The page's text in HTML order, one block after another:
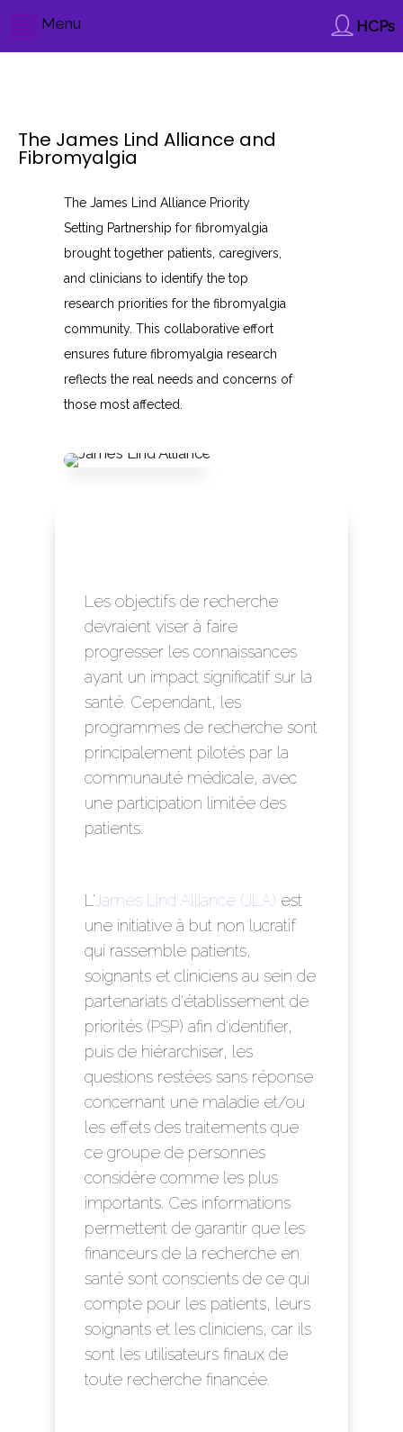
The James Lind Alliance and
Fibromyalgia
The James Lind Alliance Priority
Setting Partnership for fibromyalgia
brought together patients, caregivers,
and clinicians to identify the top
research priorities for the fibromyalgia
community. This collaborative effort
ensures future fibromyalgia research
reflects the real needs and concerns of
those most affected.
Les objectifs de recherche
devraient viser à faire
progresser les connaissances
ayant un impact significatif sur la
santé. Cependant, les
programmes de recherche sont
principalement pilotés par la
communauté médicale, avec
une participation limitée des
patients.
L' James Lind Alliance (JLA) est
une initiative à but non lucratif
qui rassemble patients,
soignants et cliniciens au sein de
partenariats d'établissement de
priorités (PSP) afin d'identifier,
puis de hiérarchiser, les
questions restées sans réponse
concernant une maladie et/ou
les effets des traitements que
ce groupe de personnes
considère comme les plus
importants. Ces informations
permettent de garantir que les
financeurs de la recherche en
santé sont conscients de ce qui
compte pour les patients, leurs
soignants et les cliniciens, car ils
sont les utilisateurs finaux de
toute recherche financée.
Menu HCPs